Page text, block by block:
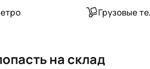
Грузовые
на склад